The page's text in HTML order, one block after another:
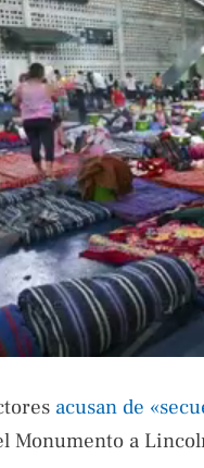
acusan de
Monumento a